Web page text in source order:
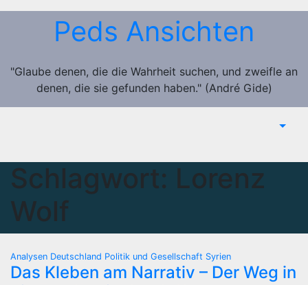
Zum
Peds Ansichten
"Glaube denen, die die Wahrheit suchen, und zweifle an
denen, die sie gefunden haben." (André Gide)
Schlagwort: Lorenz
Wolf
Analysen Deutschland Politik und Gesellschaft Syrien
Das Kleben am Narrativ – Der Weg in